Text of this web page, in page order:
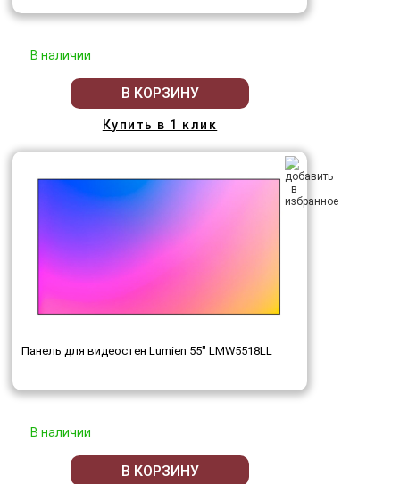
В наличии
В КОРЗИНУ
Купить в 1 клик
Панель для видеостен Lumien 55" LMW5518LL
В наличии
В КОРЗИНУ